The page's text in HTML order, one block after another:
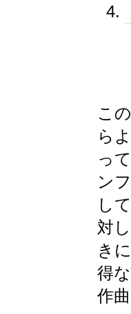
こ
ら
っ
ン
し
対
き
得
作